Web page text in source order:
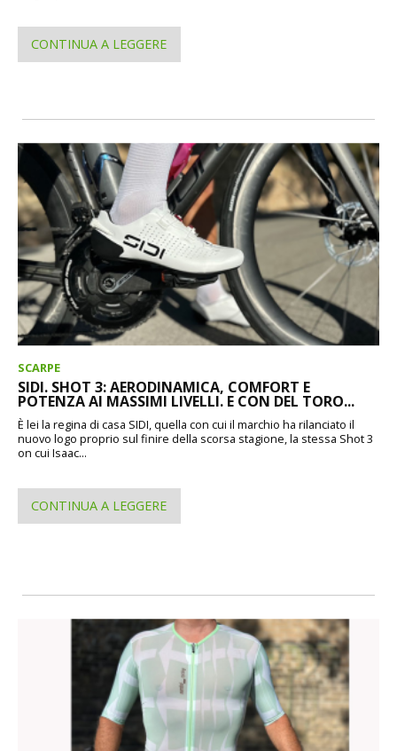
CONTINUA A LEGGERE
SCARPE
SIDI. SHOT 3: AERODINAMICA, COMFORT E
POTENZA AI MASSIMI LIVELLI. E CON DEL TORO...
È lei la regina di casa SIDI, quella con cui il marchio ha rilanciato il
nuovo logo proprio sul finire della scorsa stagione, la stessa Shot 3
on cui Isaac...
CONTINUA A LEGGERE